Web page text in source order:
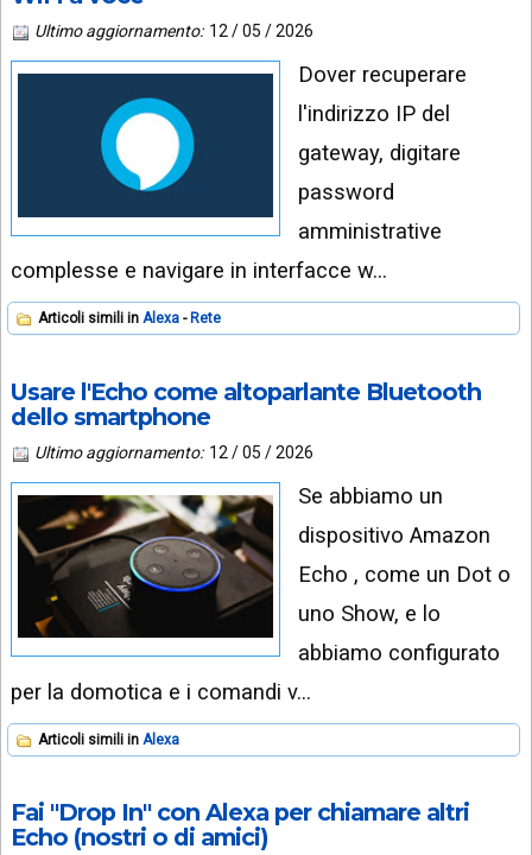
Ultimo aggiornamento: 12 / 05 / 2026
Dover recuperare
l'indirizzo IP del
gateway, digitare
password
amministrative
complesse e navigare in interfacce w…
Articoli simili in Alexa Rete
Usare l'Echo come altoparlante Bluetooth
dello smartphone
Ultimo aggiornamento: 12 / 05 / 2026
Se abbiamo un
dispositivo Amazon
Echo , come un Dot o
uno Show, e lo
abbiamo configurato
per la domotica e i comandi v…
Articoli simili in Alexa
Fai "Drop In" con Alexa per chiamare altri
Echo (nostri o di amici)